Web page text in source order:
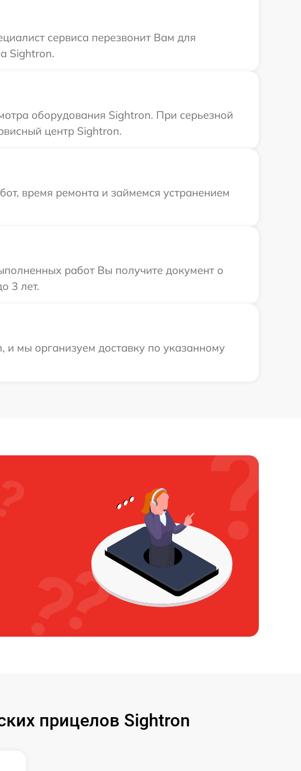
сервиса перезвонит Вам для
Sightron.
оборудования Sightron. При серьезной
центр Sightron.
время ремонта и займемся устранением
работ Вы получите документ о
3 лет.
мы организуем доставку по указанному
прицелов Sightron